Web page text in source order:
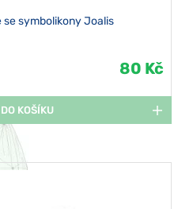
se symbolikony Joalis
80 Kč
KOŠÍKU